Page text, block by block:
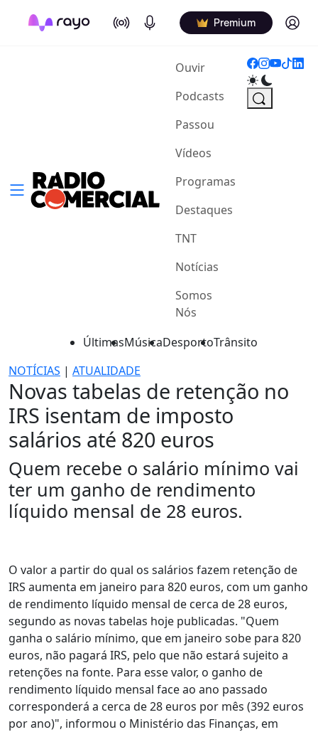
On Air Podcasts Premium Log in
Ouvir(current)
Podcasts
Passou
Vídeos
Programas
Destaques
TNT
Notícias
Somos
Nós
ÚltimasMúsicaDesportoTrânsito
NOTÍCIAS | ATUALIDADE
Novas tabelas de retenção no
IRS isentam de imposto
salários até 820 euros
Quem recebe o salário mínimo vai
ter um ganho de rendimento
líquido mensal de 28 euros.
O valor a partir do qual os salários fazem retenção de
IRS aumenta em janeiro para 820 euros, com um ganho
de rendimento líquido mensal de cerca de 28 euros,
segundo as novas tabelas hoje publicadas. "Quem
ganha o salário mínimo, que em janeiro sobe para 820
euros, não pagará IRS, pelo que não estará sujeito a
retenções na fonte. Para esse valor, o ganho de
rendimento líquido mensal face ao ano passado
corresponderá a cerca de 28 euros por mês (392 euros
por ano)", informou o Ministério das Finanças, em